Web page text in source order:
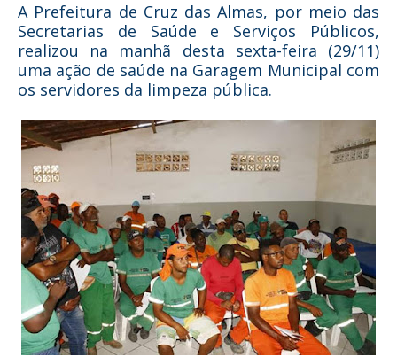
A Prefeitura de Cruz das Almas, por meio das
Secretarias de Saúde e Serviços Públicos,
realizou na manhã desta sexta-feira (29/11)
uma ação de saúde na Garagem Municipal com
os servidores da limpeza pública.